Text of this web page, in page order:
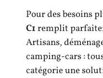
Pour des besoins
C1remplit
Artisans,
camping-cars :
catégorie une